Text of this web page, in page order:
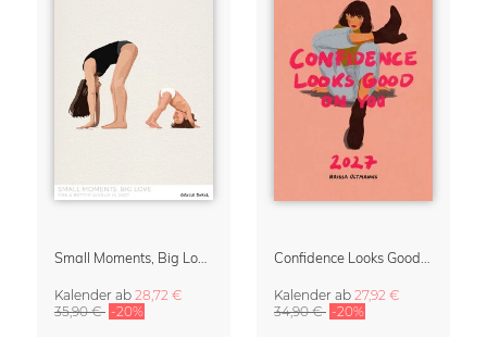
Small Moments, Big Love – Mutterschaftskalender von Giselle Dekel
Kalender ab 28,72 €
35,90 € -20%
Confidence Looks Good On You Kalender 2027
Kalender ab 27,92 €
34,90 € -20%